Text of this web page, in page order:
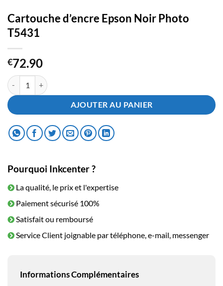
Cartouche d’encre Epson Noir Photo
T5431
€72.90
quantité de Cartouche d'encre Epson Noir Photo T5431
AJOUTER AU PANIER
Pourquoi Inkcenter ?
La qualité, le prix et l'expertise
Paiement sécurisé 100%
Satisfait ou remboursé
Service Client joignable par téléphone, e-mail, messenger
Informations Complémentaires